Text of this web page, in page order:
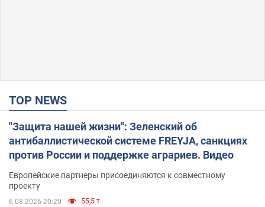
TOP NEWS
"Защита нашей жизни": Зеленский об
антибаллистической системе FREYJA, санкциях
против России и поддержке аграриев. Видео
Европейские партнеры присоединяются к совместному
проекту
6.08.2026 20:20 55,5 т.